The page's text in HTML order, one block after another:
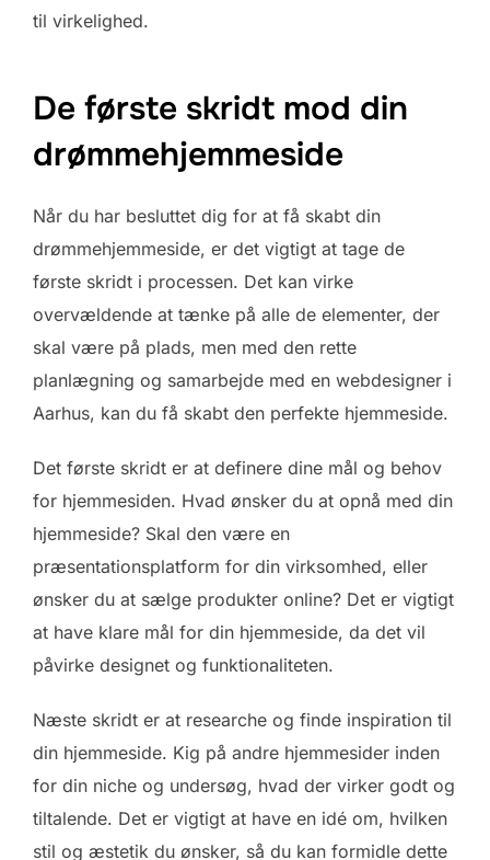
til virkelighed.
De første skridt mod din
drømmehjemmeside
Når du har besluttet dig for at få skabt din
drømmehjemmeside, er det vigtigt at tage de
første skridt i processen. Det kan virke
overvældende at tænke på alle de elementer, der
skal være på plads, men med den rette
planlægning og samarbejde med en webdesigner i
Aarhus, kan du få skabt den perfekte hjemmeside.
Det første skridt er at definere dine mål og behov
for hjemmesiden. Hvad ønsker du at opnå med din
hjemmeside? Skal den være en
præsentationsplatform for din virksomhed, eller
ønsker du at sælge produkter online? Det er vigtigt
at have klare mål for din hjemmeside, da det vil
påvirke designet og funktionaliteten.
Næste skridt er at researche og finde inspiration til
din hjemmeside. Kig på andre hjemmesider inden
for din niche og undersøg, hvad der virker godt og
tiltalende. Det er vigtigt at have en idé om, hvilken
stil og æstetik du ønsker, så du kan formidle dette